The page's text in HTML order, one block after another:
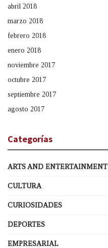
abril 2018
marzo 2018
febrero 2018
enero 2018
noviembre 2017
octubre 2017
septiembre 2017
agosto 2017
Categorías
ARTS AND ENTERTAINMENT
CULTURA
CURIOSIDADES
DEPORTES
EMPRESARIAL